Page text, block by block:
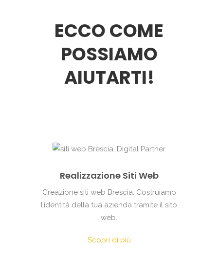
ECCO COME
POSSIAMO
AIUTARTI!
Realizzazione Siti Web
Creazione siti web Brescia. Costruiamo
l’identità della tua azienda tramite il sito
web.
Scopri di più